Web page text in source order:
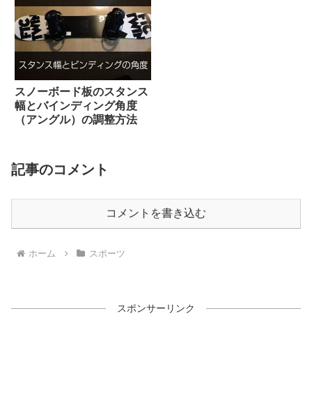
スノーボード板のスタンス
幅とバインディング角度
（アングル）の調整方法
記事のコメント
コメントを書き込む
ホーム スポーツ
スポンサーリンク